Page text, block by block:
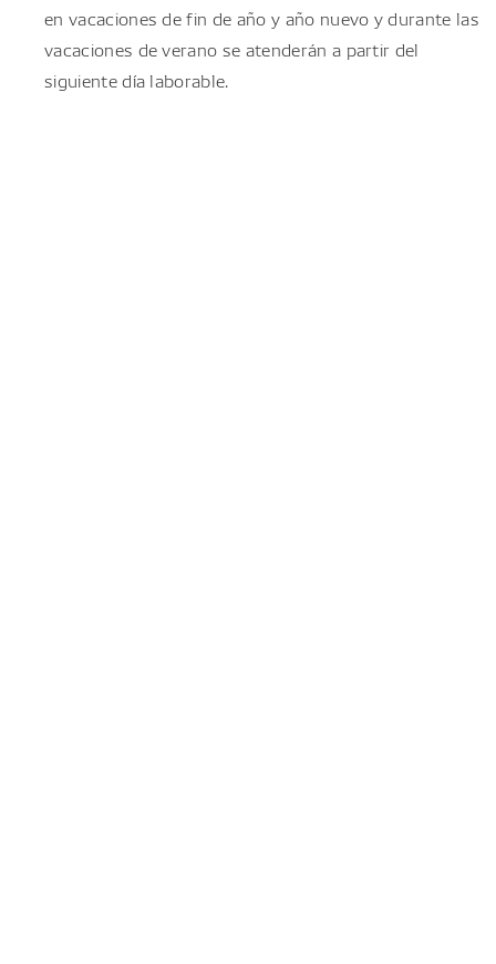
en vacaciones de fin de año y año nuevo y durante las
vacaciones de verano se atenderán a partir del
siguiente día laborable.